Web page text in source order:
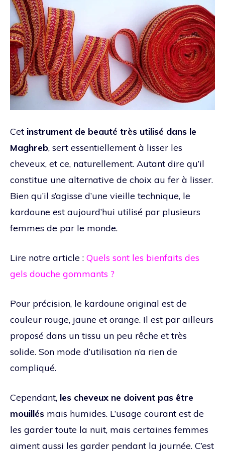
Cet instrument de beauté très utilisé dans le
Maghreb, sert essentiellement à lisser les
cheveux, et ce, naturellement. Autant dire qu’il
constitue une alternative de choix au fer à lisser.
Bien qu’il s’agisse d’une vieille technique, le
kardoune est aujourd’hui utilisé par plusieurs
femmes de par le monde.
Lire notre article : Quels sont les bienfaits des
gels douche gommants ?
Pour précision, le kardoune original est de
couleur rouge, jaune et orange. Il est par ailleurs
proposé dans un tissu un peu rêche et très
solide. Son mode d’utilisation n’a rien de
compliqué.
Cependant, les cheveux ne doivent pas être
mouillés mais humides. L’usage courant est de
les garder toute la nuit, mais certaines femmes
aiment aussi les garder pendant la journée. C’est